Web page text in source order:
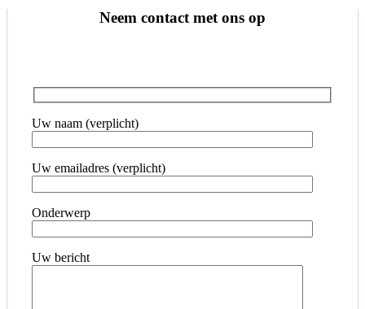
Neem contact met ons op
Uw naam (verplicht)
Uw emailadres (verplicht)
Onderwerp
Uw bericht